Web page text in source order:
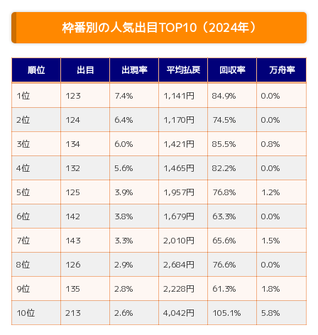
枠番別の人気出目TOP10（2024年）
順位 出目 出現率 平均払戻 回収率 万舟率
1位 123 7.4% 1,141円 84.9%
0.0%
2位
124 6.4% 1,170円 74.5%
0.0%
3位
134 6.0% 1,421円 85.5%
0.8%
4位
132 5.6% 1,465円 82.2%
0.0%
5位
125 3.9% 1,957円 76.8%
1.2%
6位
142 3.8% 1,679円 63.3%
0.0%
7位
143 3.3% 2,010円 65.6%
1.5%
8位
126 2.9% 2,684円 76.6%
0.0%
9位
135 2.8% 2,228円 61.3%
1.8%
10位
213 2.6% 4,042円 105.1% 5.8%